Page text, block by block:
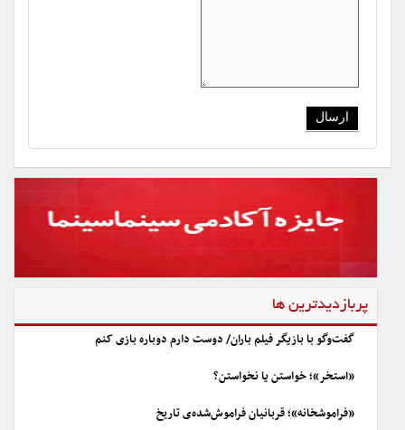
پربازدیدترین ها
گفت‌وگو با بازیگر فیلم باران/ دوست دارم دوباره بازی کنم
«استخر»؛ خواستن یا نخواستن؟
«فراموشخانه»؛ قربانیان فراموش‌شده‌ی تاریخ